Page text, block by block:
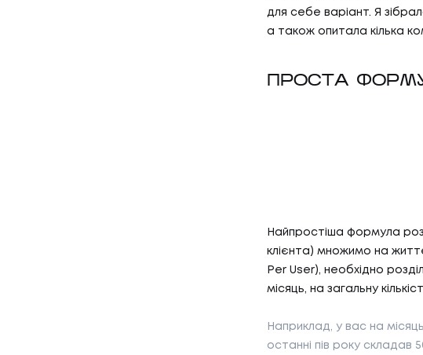
для себе варіант. Я
а також опитала кілька
ПРОСТА
Найпростіша формула
клієнта) множимо на
Per User), необхідно
місяць, на загальну
Наприклад, у вас на
останні пів року складав